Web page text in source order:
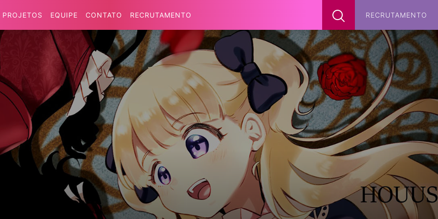
x
PROJETOS EQUIPE CONTATO RECRUTAMENTO RECRUTAMENTO